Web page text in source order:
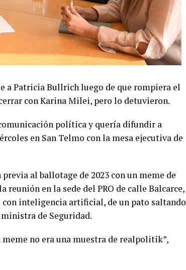
a Patricia Bullrich luego de que rompiera el
con Karina Milei, pero lo detuvieron.
política y quería difundir a
en San Telmo con la mesa ejecutiva de
al ballotage de 2023 con un meme de
reunión en la sede del PRO de calle Balcarce,
con inteligencia artificial, de un pato saltando
de Seguridad.
no era una muestra de realpolitik”,